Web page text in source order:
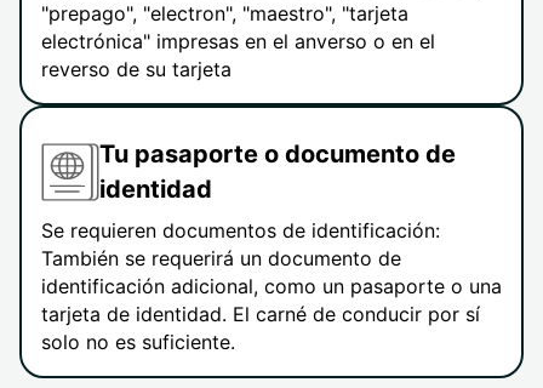
"prepago", "electron", "maestro", "tarjeta
electrónica" impresas en el anverso o en el
reverso de su tarjeta
Tu pasaporte o documento de
identidad
Se requieren documentos de identificación:
También se requerirá un documento de
identificación adicional, como un pasaporte o una
tarjeta de identidad. El carné de conducir por sí
solo no es suficiente.